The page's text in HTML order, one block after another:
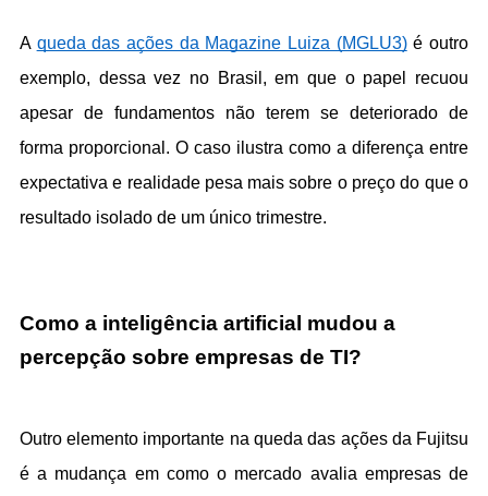
A queda das ações da Magazine Luiza (MGLU3) é outro
exemplo, dessa vez no Brasil, em que o papel recuou
apesar de fundamentos não terem se deteriorado de
forma proporcional. O caso ilustra como a diferença entre
expectativa e realidade pesa mais sobre o preço do que o
resultado isolado de um único trimestre.
Como a inteligência artificial mudou a
percepção sobre empresas de TI?
Outro elemento importante na queda das ações da Fujitsu
é a mudança em como o mercado avalia empresas de